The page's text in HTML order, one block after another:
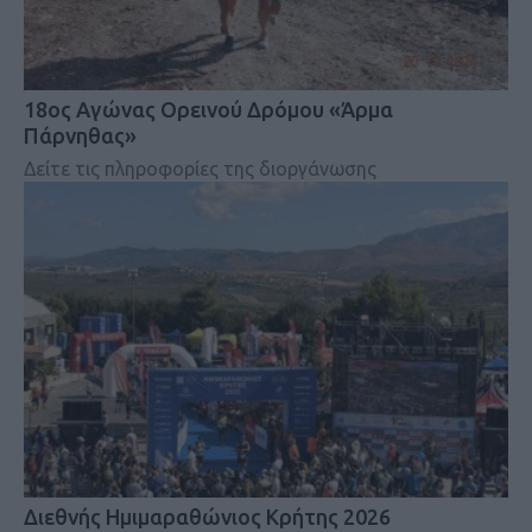
18ος Αγώνας Ορεινού Δρόμου «Άρμα
Πάρνηθας»
Δείτε τις πληροφορίες της διοργάνωσης
Διεθνής Ημιμαραθώνιος Κρήτης 2026